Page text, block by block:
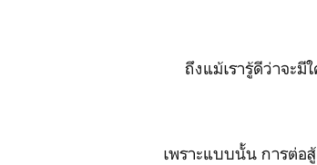
ถึงแม้เรารู้ดีว่าจะ
เพราะแบบนั้น การต่อ